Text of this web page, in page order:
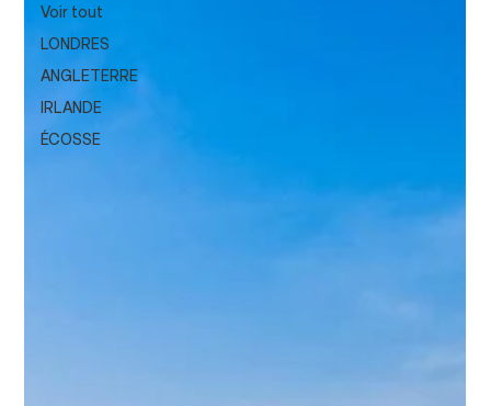
Voir tout
LONDRES
ANGLETERRE
IRLANDE
ÉCOSSE